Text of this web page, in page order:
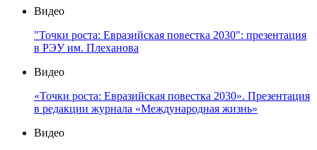
Видео
"Точки роста: Евразийская повестка 2030": презентация
в РЭУ им. Плеханова
Видео
«Точки роста: Евразийская повестка 2030». Презентация
в редакции журнала «Международная жизнь»
Видео